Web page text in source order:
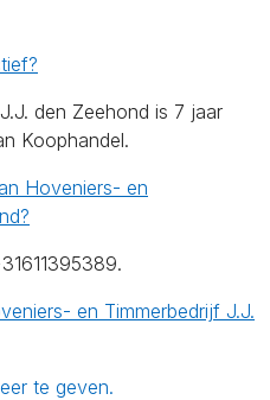
den Zeehond is 7 jaar
Koophandel.
Hoveniers- en
en Timmerbedrijf J.J.
te geven.